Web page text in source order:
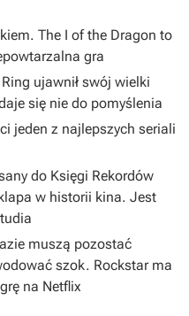
The I of the Dragon to
gra
ujawnił swój wielki
się nie do pomyślenia
jeden z najlepszych seriali
do Księgi Rekordów
w historii kina. Jest
muszą pozostać
szok. Rockstar ma
na Netflix